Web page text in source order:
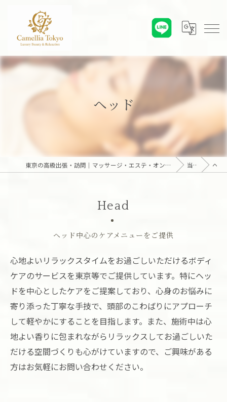
ヘッド
東京の高級出張・訪問｜マッサージ・エステ・オンライン心理カウンセリング｜六本木・麻布・赤坂・青山・白金・港区・東京23区｜アロマオイルとディープリンパで贅沢なひとときを「Camellia Tokyo（カメリア東京）」 当サロンの特徴 ヘッド
ヘッド中心のケアメニューをご提供
Head
心地よいリラックスタイムをお過ごしいただけるボディ
ケアのサービスを東京等でご提供しています。特にヘッ
ドを中心としたケアをご提案しており、心身のお悩みに
寄り添った丁寧な手技で、頭部のこわばりにアプローチ
して軽やかにすることを目指します。また、施術中は心
地よい香りに包まれながらリラックスしてお過ごしいた
だける空間づくりも心がけていますので、ご興味がある
方はお気軽にお問い合わせください。